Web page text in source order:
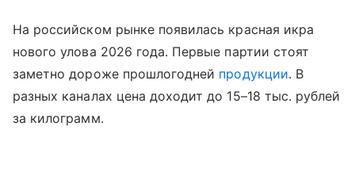
На российском рынке появилась красная икра
нового улова 2026 года. Первые партии стоят
заметно дороже прошлогодней продукции. В
разных каналах цена доходит до 15–18 тыс. рублей
за килограмм.